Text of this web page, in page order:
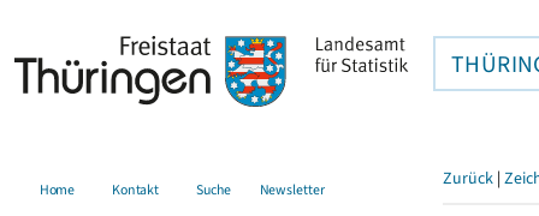
Home Kontakt Suche Newsletter Zurück |